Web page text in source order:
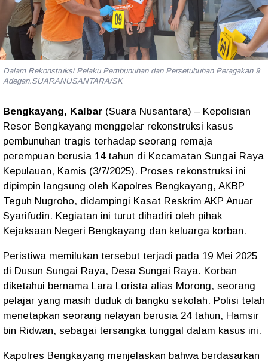
Dalam Rekonstruksi Pelaku Pembunuhan dan Persetubuhan Peragakan 9
Adegan.SUARANUSANTARA/SK
Bengkayang, Kalbar (Suara Nusantara) – Kepolisian
Resor Bengkayang menggelar rekonstruksi kasus
pembunuhan tragis terhadap seorang remaja
perempuan berusia 14 tahun di Kecamatan Sungai Raya
Kepulauan, Kamis (3/7/2025). Proses rekonstruksi ini
dipimpin langsung oleh Kapolres Bengkayang, AKBP
Teguh Nugroho, didampingi Kasat Reskrim AKP Anuar
Syarifudin. Kegiatan ini turut dihadiri oleh pihak
Kejaksaan Negeri Bengkayang dan keluarga korban.
Peristiwa memilukan tersebut terjadi pada 19 Mei 2025
di Dusun Sungai Raya, Desa Sungai Raya. Korban
diketahui bernama Lara Lorista alias Morong, seorang
pelajar yang masih duduk di bangku sekolah. Polisi telah
menetapkan seorang nelayan berusia 24 tahun, Hamsir
bin Ridwan, sebagai tersangka tunggal dalam kasus ini.
Kapolres Bengkayang menjelaskan bahwa berdasarkan